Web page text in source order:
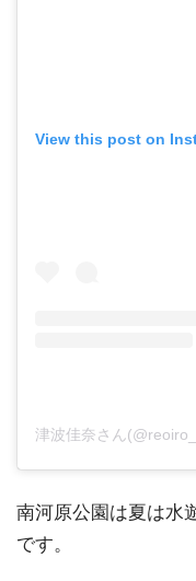
View this post on
津波佳奈さん
南河原公園は夏は水
です。